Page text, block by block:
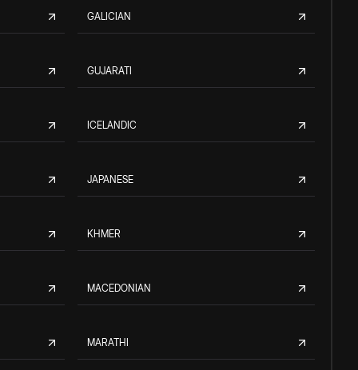
GALICIAN
GUJARATI
ICELANDIC
JAPANESE
KHMER
MACEDONIAN
MARATHI